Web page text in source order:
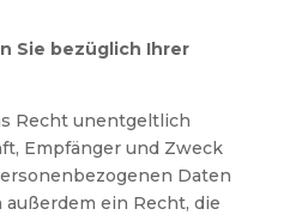
Sie bezüglich Ihrer
Recht unentgeltlich
Empfänger und Zweck
Daten
ein Recht, die